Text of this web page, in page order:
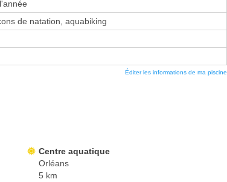
de natation, aquabiking
Éditer les informations de ma piscine
Centre aquatique
Orléans
5 km